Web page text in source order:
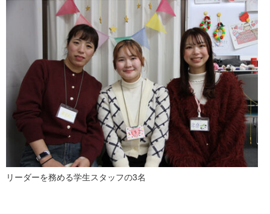
リーダーを務める学生スタッフの3名